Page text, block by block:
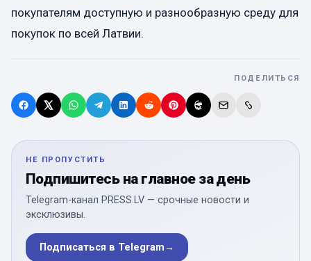
покупателям доступную и разнообразную среду для
покупок по всей Латвии.
ПОДЕЛИТЬСЯ
НЕ ПРОПУСТИТЬ
Подпишитесь на главное за день
Telegram-канал PRESS.LV — срочные новости и
эксклюзивы.
Подписаться в Telegram→